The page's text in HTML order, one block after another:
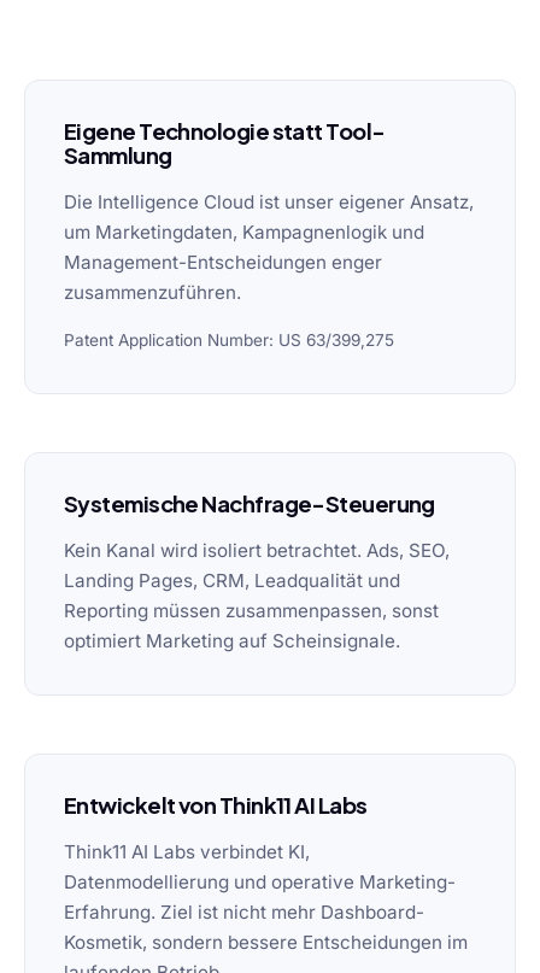
Eigene Technologie statt Tool-
Sammlung
Die Intelligence Cloud ist unser eigener Ansatz,
um Marketingdaten, Kampagnenlogik und
Management-Entscheidungen enger
zusammenzuführen.
Patent Application Number: US 63/399,275
Systemische Nachfrage-Steuerung
Kein Kanal wird isoliert betrachtet. Ads, SEO,
Landing Pages, CRM, Leadqualität und
Reporting müssen zusammenpassen, sonst
optimiert Marketing auf Scheinsignale.
Entwickelt von Think11 AI Labs
Think11 AI Labs verbindet KI,
Datenmodellierung und operative Marketing-
Erfahrung. Ziel ist nicht mehr Dashboard-
Kosmetik, sondern bessere Entscheidungen im